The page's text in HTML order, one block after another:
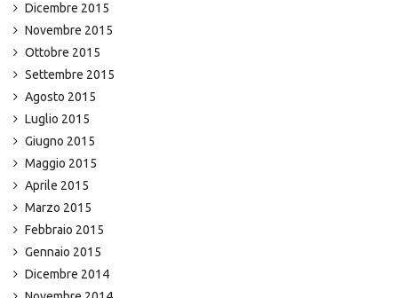
Dicembre 2015
Novembre 2015
Ottobre 2015
Settembre 2015
Agosto 2015
Luglio 2015
Giugno 2015
Maggio 2015
Aprile 2015
Marzo 2015
Febbraio 2015
Gennaio 2015
Dicembre 2014